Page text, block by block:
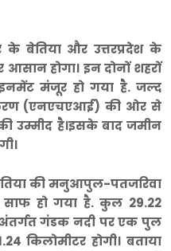
के बेतिया और उत्तरप्रदेश के
होगा। इन दोनों शहरों
मंजूर हो गया है. जल्द
(एनएचएआई) की ओर से
उम्मीद है।इसके बाद जमीन
की मनुआपुल-पतजरिवा
साफ हो गया है. कुल 29.22
गंडक नदी पर एक पुल
किलोमीटर होगी। बताया